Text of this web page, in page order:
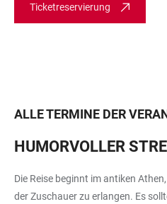
Ticketreservierung
ALLE TERMINE DER
HUMORVOLLER
Die Reise beginnt im antiken
der Zuschauer zu erlangen. Es